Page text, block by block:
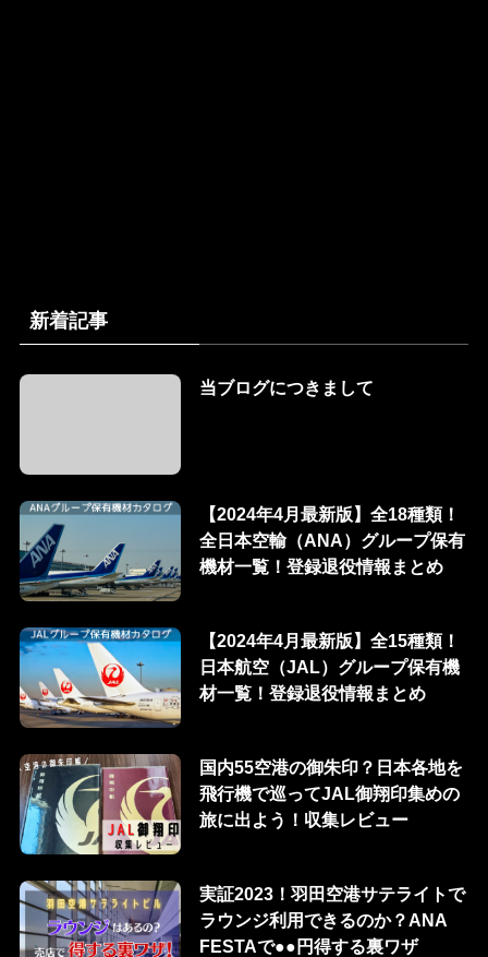
新着記事
当ブログにつきまして
【2024年4月最新版】全18種類！
全日本空輸（ANA）グループ保有
機材一覧！登録退役情報まとめ
【2024年4月最新版】全15種類！
日本航空（JAL）グループ保有機
材一覧！登録退役情報まとめ
国内55空港の御朱印？日本各地を
飛行機で巡ってJAL御翔印集めの
旅に出よう！収集レビュー
実証2023！羽田空港サテライトで
ラウンジ利用できるのか？ANA
FESTAで●●円得する裏ワザ